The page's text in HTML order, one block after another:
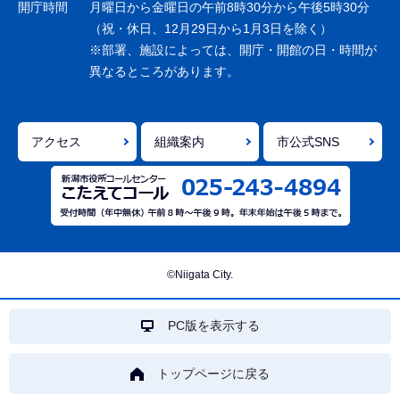
で
開庁時間
月曜日から金曜日の午前8時30分から午後5時30分
（祝・休日、12月29日から1月3日を除く）
※部署、施設によっては、開庁・開館の日・時間が
異なるところがあります。
アクセス 組織案内 市公式SNS
©Niigata City.
PC版を表示する
トップページに戻る